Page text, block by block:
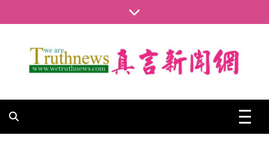
to
真言新聞網